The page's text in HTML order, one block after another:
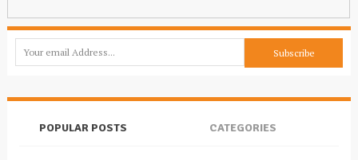
POPULAR POSTS CATEGORIES